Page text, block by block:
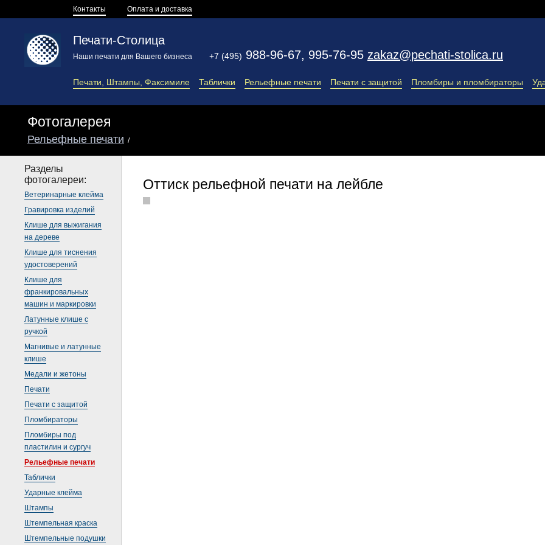
Контакты Оплата и доставка
Печати-Столица
Наши печати для Вашего бизнеса +7 (495) 988-96-67, 995-76-95 zakaz@pechati-stolica.ru
Печати, Штампы, Факсимиле Таблички Рельефные печати Печати с защитой Пломбиры и пломбираторы
Фотогалерея
Рельефные печати /
Разделы
фотогалереи:
Ветеринарные клейма
Гравировка изделий
Клише для выжигания
на дереве
Клише для тиснения
удостоверений
Клише для
франкировальных
машин и маркировки
Латунные клише с
ручкой
Магнивые и латунные
клише
Медали и жетоны
Печати
Печати с защитой
Пломбираторы
Пломбиры под
пластилин и сургуч
Рельефные печати
Таблички
Ударные клейма
Штампы
Штемпельная краска
Штемпельные подушки
Оттиск рельефной печати на лейбле